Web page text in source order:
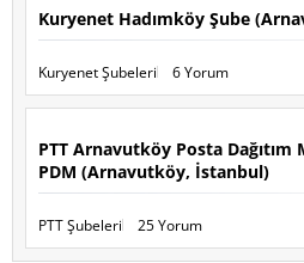
Kuryenet Hadımköy Şube
Kuryenet Şubeleri 6 Yorum
PTT Arnavutköy Posta
PDM (Arnavutköy, İstanbul)
PTT Şubeleri 25 Yorum